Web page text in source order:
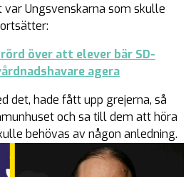
Ungsvenskarna som skulle
över att elever bär SD-
agera
det, hade fått upp grejerna, så
och sa till dem att höra
behövas av någon anledning.